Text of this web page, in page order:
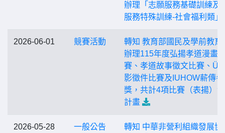
辦理「志願服務基礎訓練及
服務特殊訓練-社會福利類」
2026-06-01 競賽活動
轉知 教育部國民及學前教育
辦理115年度弘揚孝道漫畫
賽、孝道故事徵文比賽、Ü
影徵件比賽及IUHOW薪傳
獎，共計4項比賽（表揚）
計畫
2026-05-28 一般公告
轉知 中華非營利組織發展協